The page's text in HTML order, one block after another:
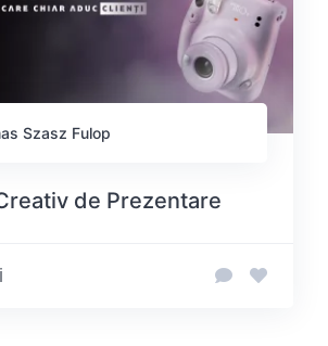
Szasz Fulop
de Prezentare